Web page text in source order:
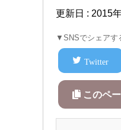
更新日 : 2015
▼SNSでシェアす
Twitter
このペ